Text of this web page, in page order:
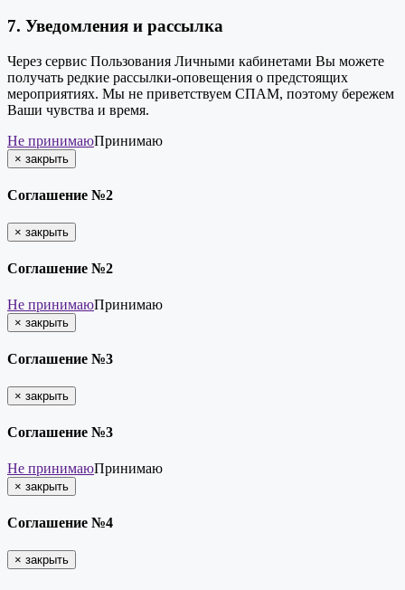
7. Уведомления и рассылка
Через сервис Пользования Личными кабинетами Вы можете
получать редкие рассылки-оповещения о предстоящих
мероприятиях. Мы не приветствуем СПАМ, поэтому бережем
Ваши чувства и время.
Не принимаюПринимаю
× закрыть
Соглашение №2
× закрыть
Соглашение №2
Не принимаюПринимаю
× закрыть
Соглашение №3
× закрыть
Соглашение №3
Не принимаюПринимаю
× закрыть
Соглашение №4
× закрыть